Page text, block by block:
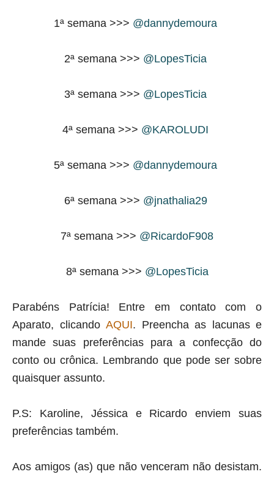
1ª semana >>> @dannydemoura
2ª semana >>> @LopesTicia
3ª semana >>> @LopesTicia
4ª semana >>> @KAROLUDI
5ª semana >>> @dannydemoura
6ª semana >>> @jnathalia29
7ª semana >>> @RicardoF908
8ª semana >>> @LopesTicia
Parabéns Patrícia! Entre em contato com o
Aparato, clicando AQUI. Preencha as lacunas e
mande suas preferências para a confecção do
conto ou crônica. Lembrando que pode ser sobre
quaisquer assunto.
P.S: Karoline, Jéssica e Ricardo enviem suas
preferências também.
Aos amigos (as) que não venceram não desistam.